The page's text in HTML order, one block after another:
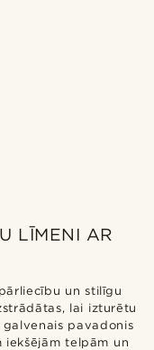
LĪMENI AR
un stilīgu
lai izturētu
galvenais pavadonis
iekšējām telpām un